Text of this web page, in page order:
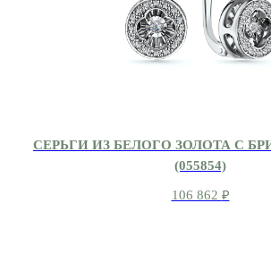
СЕРЬГИ ИЗ БЕЛОГО ЗОЛОТА С
(055854)
106 862 ₽